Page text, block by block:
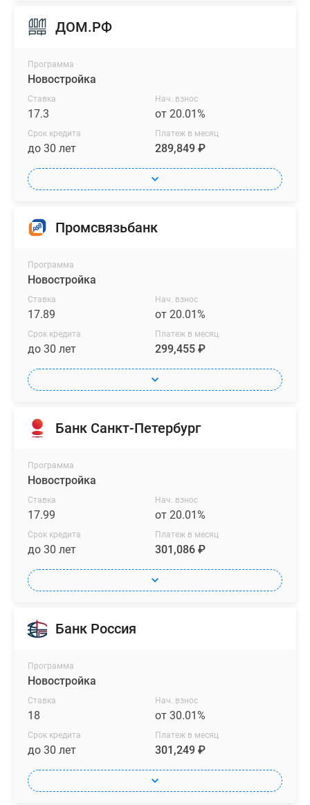
ДОМ.РФ
Программа
Новостройка
Ставка
17.3
Нач. взнос
от 20.01%
Срок кредита
до 30 лет
Платеж в месяц
289,849 ₽
Промсвязьбанк
Программа
Новостройка
Ставка
17.89
Нач. взнос
от 20.01%
Срок кредита
до 30 лет
Платеж в месяц
299,455 ₽
Банк Санкт-Петербург
Программа
Новостройка
Ставка
17.99
Нач. взнос
от 20.01%
Срок кредита
до 30 лет
Платеж в месяц
301,086 ₽
Банк Россия
Программа
Новостройка
Ставка
18
Нач. взнос
от 30.01%
Срок кредита
до 30 лет
Платеж в месяц
301,249 ₽